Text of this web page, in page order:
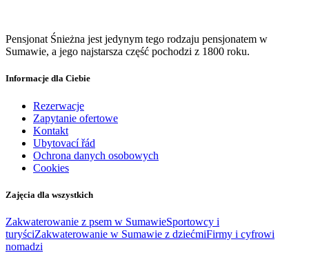
Pensjonat Śnieżna jest jedynym tego rodzaju pensjonatem w
Sumawie, a jego najstarsza część pochodzi z 1800 roku.
Informacje dla Ciebie
Rezerwacje
Zapytanie ofertowe
Kontakt
Ubytovací řád
Ochrona danych osobowych
Cookies
Zajęcia dla wszystkich
Zakwaterowanie z psem w SumawieSportowcy i
turyściZakwaterowanie w Sumawie z dziećmiFirmy i cyfrowi
nomadzi